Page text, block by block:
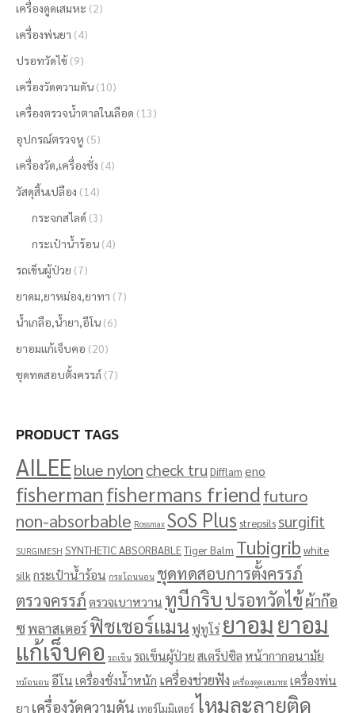
เครื่องดูดเสมหะ (2)
เครื่องพ่นยา (4)
ปรอทวัดไข้ (9)
เครื่องวัดความดัน (10)
เครื่องตรวจน้ำตาลในเลือด (13)
อุปกรณ์ตรวจหู (5)
เครื่องวัด,เครื่องชั่ง (4)
วัสดุสิ้นเปลือง (14)
กระจกสไลด์ (3)
กระเป๋าน้ำร้อน (4)
รถเข็นผู้ป่วย (7)
ยาดม,ยาหม่อง,ยาทา (7)
น้ำเกลือ,น้ำยา,อีโน (6)
ยาอมแก้เจ็บคอ (20)
ชุดทดสอบตั้งครรภ์ (7)
PRODUCT TAGS
AILEEblue nylon check tru Difflam eno
fishermanfishermans friend futuro
non-absorbable Rossmax SoS Plus strepsils surgifit
SURGIMESH SYNTHETIC ABSORBABLETiger Balm Tubigrib white
silk กระเป๋าน้ำร้อน กระโถนนอน ชุดทดสอบการตั้งครรภ์
ตรวจครรภ์ตรวจเบาหวาน ทูบีกริบ ปรอทวัดไข้ผ้าก๊อ
ซพลาสเตอร์ฟิชเชอร์แมนฟูทูโร่ ยาอมยาอม
แก้เจ็บคอ รถเข็น รถเข็นผู้ป่วยสเตร็ปซิลหน้ากากอนามัย
หม้อนอน อีโนเครื่องชั่งน้ำหนัก เครื่องช่วยฟัง เครื่องดูดเสมหะ เครื่องพ่น
ยา เครื่องวัดความดัน เทอร์โมมิเตอร์ไหมละลายติด